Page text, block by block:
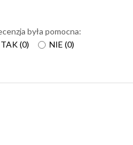
była pomocna:
TAK(0) NIE (0)